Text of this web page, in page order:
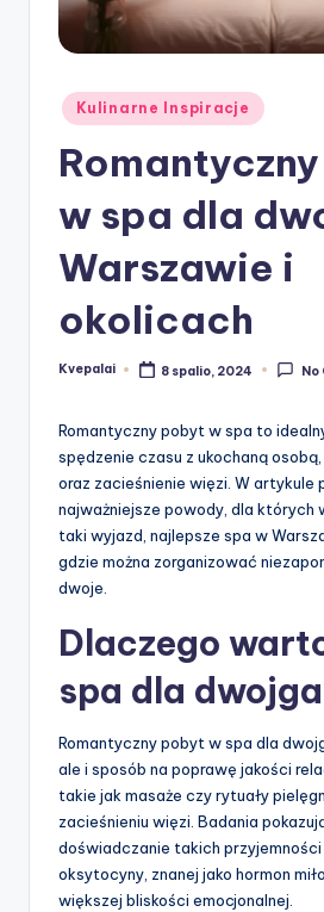
Posted
in
Kulinarne Inspiracje
w spa dla
Warszawie i
okolicach
Posted
Kvepalai 8 spalio, 2024 No
Romantyczny pobyt w spa to
spędzenie czasu z ukochaną
oraz zacieśnienie więzi. W artykule
najważniejsze powody, dla których
taki wyjazd, najlepsze spa w
gdzie można zorganizować
dwoje.
Dlaczego
spa dla
Romantyczny pobyt w spa dla
ale i sposób na poprawę jakości
takie jak masaże czy rytuały
zacieśnieniu więzi. Badania
doświadczanie takich
oksytocyny, znanej jako hormon
większej bliskości emocjonalnej.